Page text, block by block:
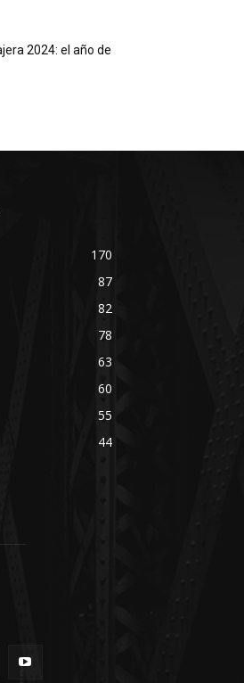
2024: el año de
170
87
82
78
63
60
55
44